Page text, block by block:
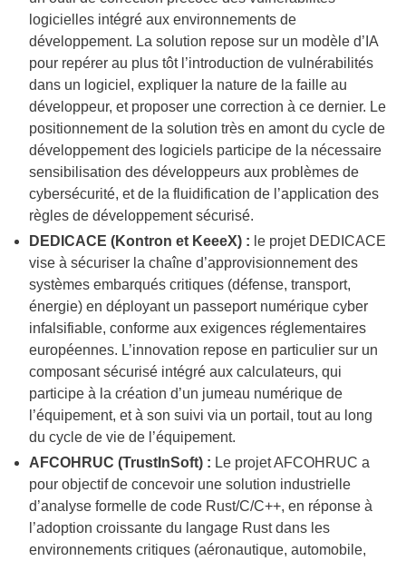
logicielles intégré aux environnements de
développement. La solution repose sur un modèle d’IA
pour repérer au plus tôt l’introduction de vulnérabilités
dans un logiciel, expliquer la nature de la faille au
développeur, et proposer une correction à ce dernier. Le
positionnement de la solution très en amont du cycle de
développement des logiciels participe de la nécessaire
sensibilisation des développeurs aux problèmes de
cybersécurité, et de la fluidification de l’application des
règles de développement sécurisé.
DEDICACE (Kontron et KeeeX) : le projet DEDICACE
vise à sécuriser la chaîne d’approvisionnement des
systèmes embarqués critiques (défense, transport,
énergie) en déployant un passeport numérique cyber
infalsifiable, conforme aux exigences réglementaires
européennes. L’innovation repose en particulier sur un
composant sécurisé intégré aux calculateurs, qui
participe à la création d’un jumeau numérique de
l’équipement, et à son suivi via un portail, tout au long
du cycle de vie de l’équipement.
AFCOHRUC (TrustInSoft) : Le projet AFCOHRUC a
pour objectif de concevoir une solution industrielle
d’analyse formelle de code Rust/C/C++, en réponse à
l’adoption croissante du langage Rust dans les
environnements critiques (aéronautique, automobile,